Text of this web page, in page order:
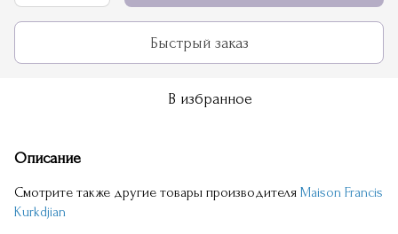
Быстрый заказ
В избранное
Описание
Смотрите также другие товары производителя Maison Francis
Kurkdjian